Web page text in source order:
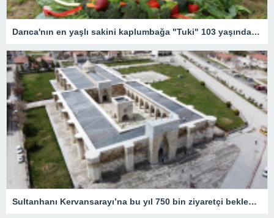
Darıca'nın en yaşlı sakini kaplumbağa "Tuki" 103 yaşında! Doğum günü etkinliğinden renkli kareler…
Sultanhanı Kervansarayı’na bu yıl 750 bin ziyaretçi bekleniyor